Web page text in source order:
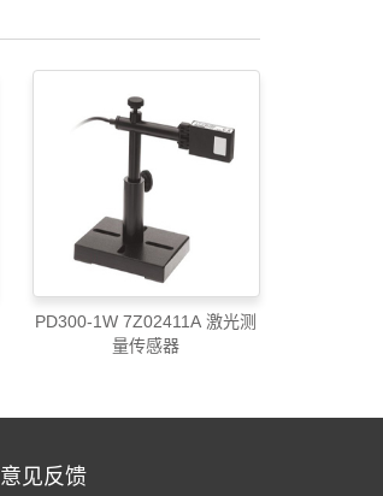
PD300-1W 7Z02411A 激光测
量传感器
意见反馈